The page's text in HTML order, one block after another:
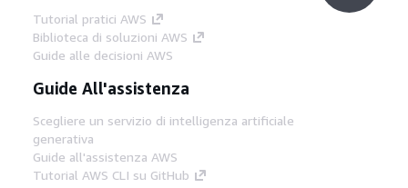
Tutorial pratici AWS
Biblioteca di soluzioni AWS
Guide alle decisioni AWS
Guide All'assistenza
Scegliere un servizio di intelligenza artificiale
generativa
Guide all'assistenza AWS
Tutorial AWS CLI su GitHub